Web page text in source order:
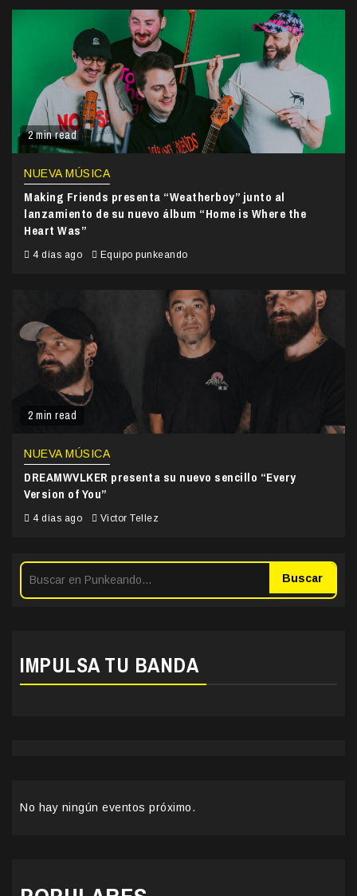
2 min read
NUEVA MÚSICA
Making Friends presenta “Weatherboy” junto al
lanzamiento de su nuevo álbum “Home is Where the
Heart Was”
4 días ago Equipo punkeando
2 min read
NUEVA MÚSICA
DREAMWVLKER presenta su nuevo sencillo “Every
Version of You”
4 días ago Victor Tellez
Buscar
IMPULSA TU BANDA
No hay ningún eventos próximo.